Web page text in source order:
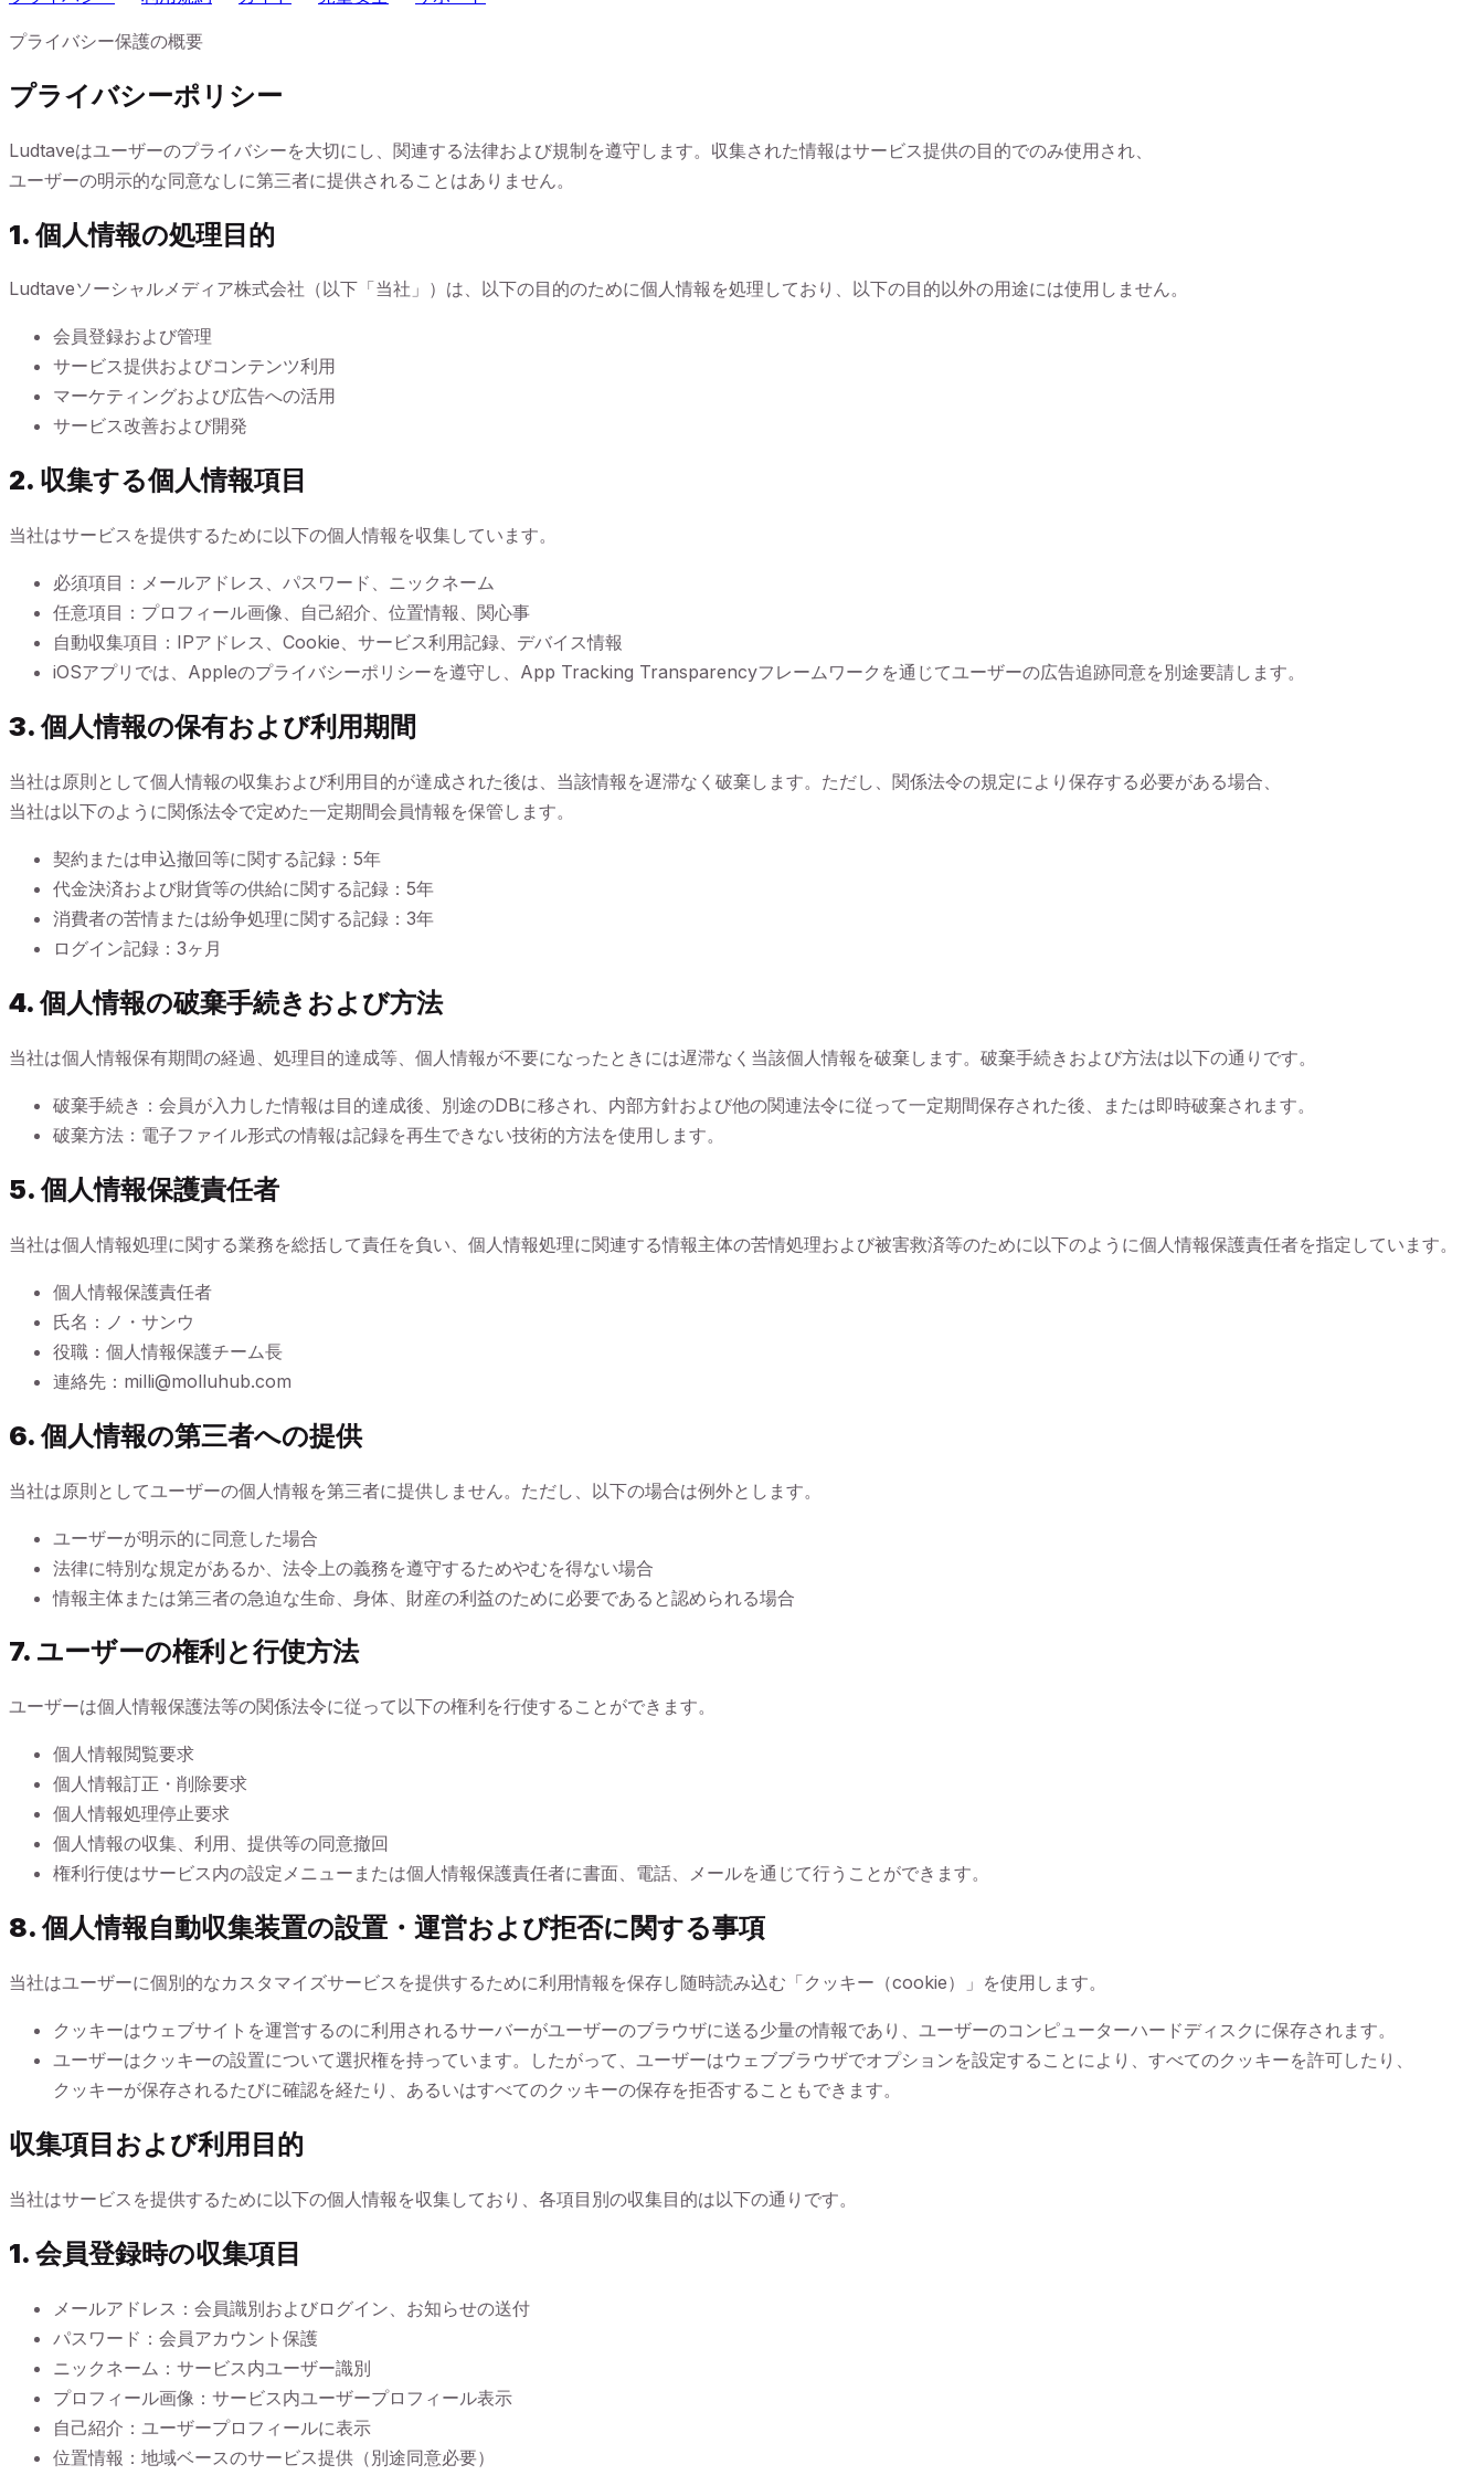
プライバシー保護の概要
プライバシーポリシー
Ludtaveはユーザーのプライバシーを大切にし、関連する法律および規制を遵守します。収集された情報はサービス提供の目的でのみ使用され、
ユーザーの明示的な同意なしに第三者に提供されることはありません。
1. 個人情報の処理目的
Ludtaveソーシャルメディア株式会社（以下「当社」）は、以下の目的のために個人情報を処理しており、以下の目的以外の用途には使用しません。
会員登録および管理
サービス提供およびコンテンツ利用
マーケティングおよび広告への活用
サービス改善および開発
2. 収集する個人情報項目
当社はサービスを提供するために以下の個人情報を収集しています。
必須項目：メールアドレス、パスワード、ニックネーム
任意項目：プロフィール画像、自己紹介、位置情報、関心事
自動収集項目：IPアドレス、Cookie、サービス利用記録、デバイス情報
iOSアプリでは、Appleのプライバシーポリシーを遵守し、App Tracking Transparencyフレームワークを通じてユーザーの広告追跡同意を別途要請します。
3. 個人情報の保有および利用期間
当社は原則として個人情報の収集および利用目的が達成された後は、当該情報を遅滞なく破棄します。ただし、関係法令の規定により保存する必要がある場合、
当社は以下のように関係法令で定めた一定期間会員情報を保管します。
契約または申込撤回等に関する記録：5年
代金決済および財貨等の供給に関する記録：5年
消費者の苦情または紛争処理に関する記録：3年
ログイン記録：3ヶ月
4. 個人情報の破棄手続きおよび方法
当社は個人情報保有期間の経過、処理目的達成等、個人情報が不要になったときには遅滞なく当該個人情報を破棄します。破棄手続きおよび方法は以下の通りです。
破棄手続き：会員が入力した情報は目的達成後、別途のDBに移され、内部方針および他の関連法令に従って一定期間保存された後、または即時破棄されます。
破棄方法：電子ファイル形式の情報は記録を再生できない技術的方法を使用します。
5. 個人情報保護責任者
当社は個人情報処理に関する業務を総括して責任を負い、個人情報処理に関連する情報主体の苦情処理および被害救済等のために以下のように個人情報保護責任者を指定しています。
個人情報保護責任者
氏名：ノ・サンウ
役職：個人情報保護チーム長
連絡先：milli@molluhub.com
6. 個人情報の第三者への提供
当社は原則としてユーザーの個人情報を第三者に提供しません。ただし、以下の場合は例外とします。
ユーザーが明示的に同意した場合
法律に特別な規定があるか、法令上の義務を遵守するためやむを得ない場合
情報主体または第三者の急迫な生命、身体、財産の利益のために必要であると認められる場合
7. ユーザーの権利と行使方法
ユーザーは個人情報保護法等の関係法令に従って以下の権利を行使することができます。
個人情報閲覧要求
個人情報訂正・削除要求
個人情報処理停止要求
個人情報の収集、利用、提供等の同意撤回
権利行使はサービス内の設定メニューまたは個人情報保護責任者に書面、電話、メールを通じて行うことができます。
8. 個人情報自動収集装置の設置・運営および拒否に関する事項
当社はユーザーに個別的なカスタマイズサービスを提供するために利用情報を保存し随時読み込む「クッキー（cookie）」を使用します。
クッキーはウェブサイトを運営するのに利用されるサーバーがユーザーのブラウザに送る少量の情報であり、ユーザーのコンピューターハードディスクに保存されます。
ユーザーはクッキーの設置について選択権を持っています。したがって、ユーザーはウェブブラウザでオプションを設定することにより、すべてのクッキーを許可したり、
クッキーが保存されるたびに確認を経たり、あるいはすべてのクッキーの保存を拒否することもできます。
収集項目および利用目的
当社はサービスを提供するために以下の個人情報を収集しており、各項目別の収集目的は以下の通りです。
1. 会員登録時の収集項目
メールアドレス：会員識別およびログイン、お知らせの送付
パスワード：会員アカウント保護
ニックネーム：サービス内ユーザー識別
プロフィール画像：サービス内ユーザープロフィール表示
自己紹介：ユーザープロフィールに表示
位置情報：地域ベースのサービス提供（別途同意必要）